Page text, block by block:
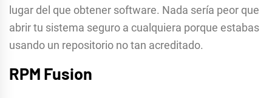
lugar del que obtener software. Nada sería peor que
abrir tu sistema seguro a cualquiera porque estabas
usando un repositorio no tan acreditado.
RPM Fusion